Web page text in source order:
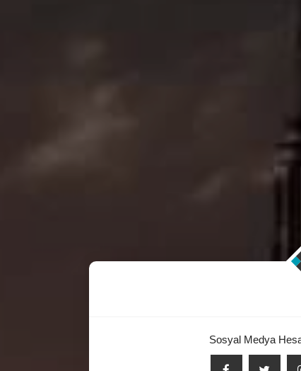
Sosyal Medya